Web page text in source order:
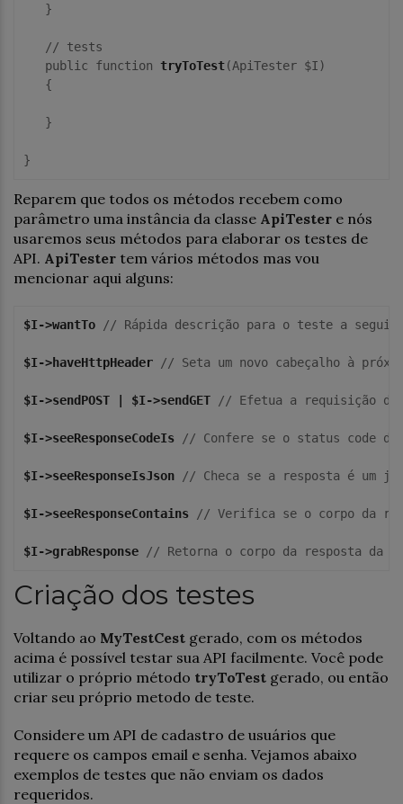
   }
   // tests
   public function
tryToTest(ApiTester $I)
   {
   }
}
Reparem que todos os métodos recebem como
parâmetro uma instância da classe ApiTester e nós
usaremos seus métodos para elaborar os testes de
API. ApiTester tem vários métodos mas vou
mencionar aqui alguns:
$I->wantTo // Rápida descrição para o teste a seguir
$I->haveHttpHeader // Seta um novo cabeçalho à
$I->sendPOST | $I->sendGET // Efetua a requisição de
$I->seeResponseCodeIs // Confere se o status code da
$I->seeResponseIsJson // Checa se a resposta é um
$I->seeResponseContains // Verifica se o corpo da
$I->grabResponse // Retorna o corpo da resposta da
Criação dos testes
Voltando ao MyTestCest gerado, com os métodos
acima é possível testar sua API facilmente. Você pode
utilizar o próprio método tryToTest gerado, ou então
criar seu próprio metodo de teste.
Considere um API de cadastro de usuários que
requere os campos email e senha. Vejamos abaixo
exemplos de testes que não enviam os dados
requeridos.